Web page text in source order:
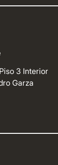
3 Interior
Garza